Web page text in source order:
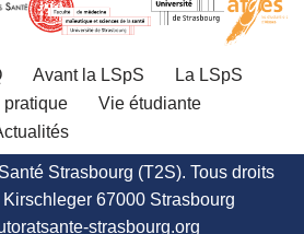
Avant la LSpS
La LSpS
pratique
Vie étudiante
Strasbourg (T2S). Tous droits
67000 Strasbourg
strasbourg.org